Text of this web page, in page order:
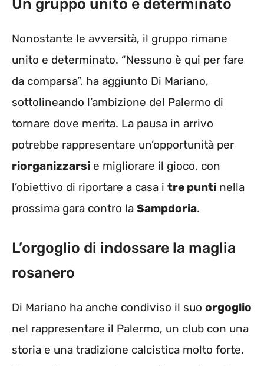
Un gruppo unito e determinato
Nonostante le avversità, il gruppo rimane
unito e determinato. “Nessuno è qui per fare
da comparsa”, ha aggiunto Di Mariano,
sottolineando l’ambizione del Palermo di
tornare dove merita. La pausa in arrivo
potrebbe rappresentare un’opportunità per
riorganizzarsi e migliorare il gioco, con
l’obiettivo di riportare a casa i tre punti nella
prossima gara contro la Sampdoria.
L’orgoglio di indossare la maglia
rosanero
Di Mariano ha anche condiviso il suo orgoglio
nel rappresentare il Palermo, un club con una
storia e una tradizione calcistica molto forte.